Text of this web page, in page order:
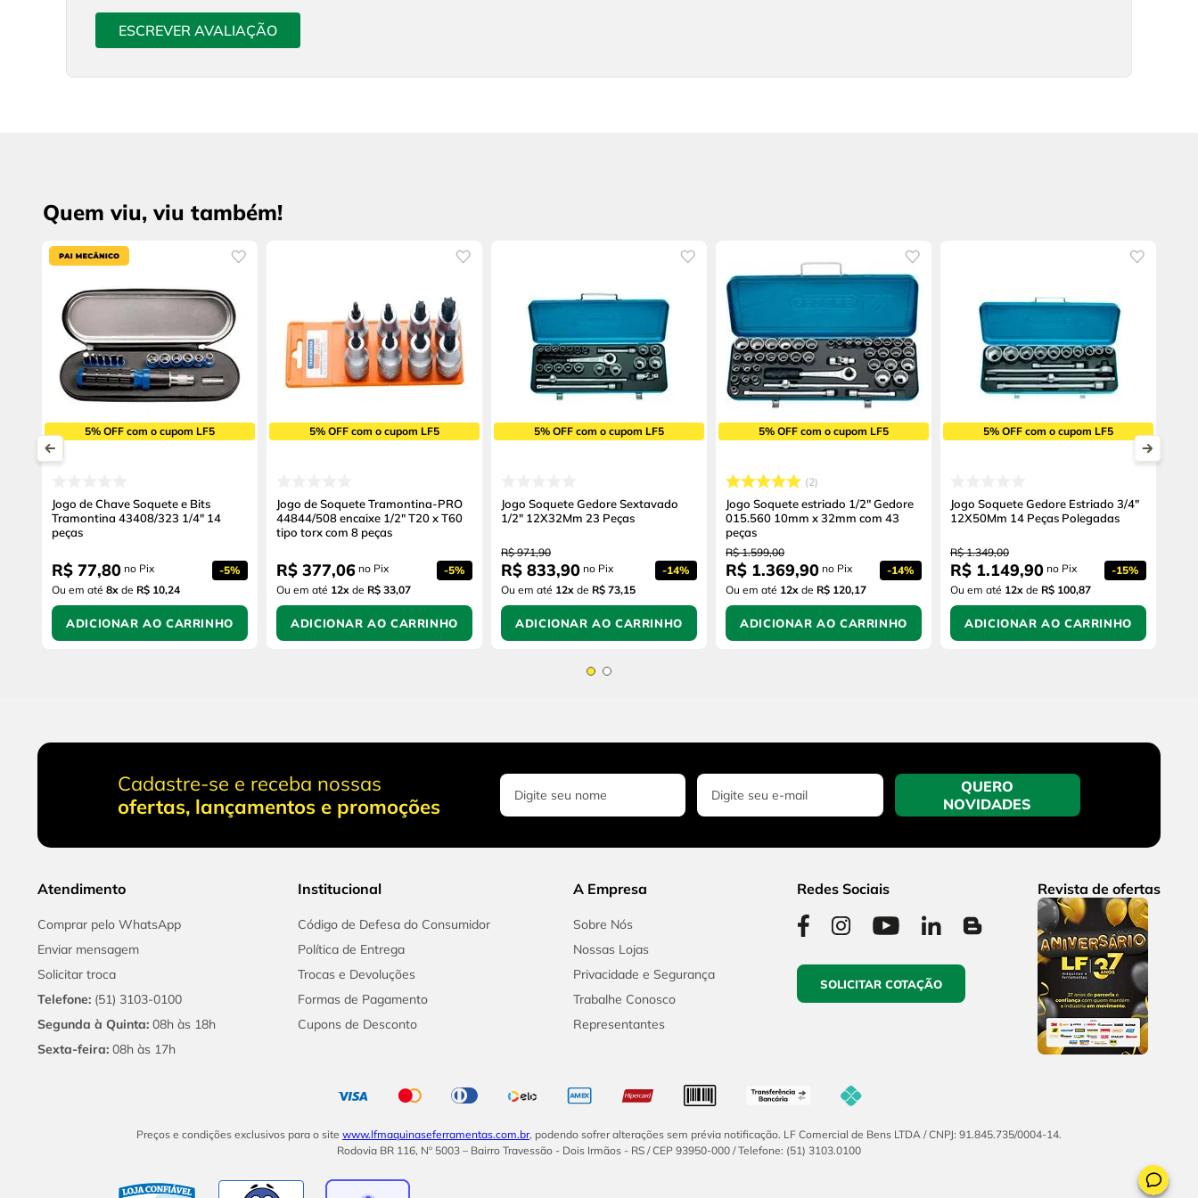
ESCREVER AVALIAÇÃO
Quem viu, viu também!
5% OFF com o cupom LF5
Jogo de Chave Soquete e Bits
Tramontina 43408/323 1/4" 14
peças
R$ 77,80 no Pix -5%
Ou em até 8x de R$ 10,24
ADICIONAR AO CARRINHO
5% OFF com o cupom LF5
Jogo de Soquete Tramontina-PRO
44844/508 encaixe 1/2" T20 x T60
tipo torx com 8 peças
R$ 377,06 no Pix -5%
Ou em até 12x de R$ 33,07
ADICIONAR AO CARRINHO
5% OFF com o cupom LF5
Jogo Soquete Gedore Sextavado
1/2" 12X32Mm 23 Peças
R$ 971,90
R$ 833,90 no Pix -14%
Ou em até 12x de R$ 73,15
ADICIONAR AO CARRINHO
5% OFF com o cupom LF5
2
Jogo Soquete estriado 1/2" Gedore
015.560 10mm x 32mm com 43
peças
R$ 1.599,00
R$ 1.369,90 no Pix -14%
Ou em até 12x de R$ 120,17
ADICIONAR AO CARRINHO
5% OFF com o cupom LF5
Jogo Soquete Gedore Estriado 3/4"
12X50Mm 14 Peças Polegadas
R$ 1.349,00
R$ 1.149,90 no Pix -15%
Ou em até 12x de R$ 100,87
ADICIONAR AO CARRINHO
Cadastre-se e receba nossas
ofertas, lançamentos e promoções
QUERO
NOVIDADES
Atendimento
Comprar pelo WhatsApp
Enviar mensagem
Solicitar troca
Telefone: (51) 3103-0100
Segunda à Quinta: 08h às 18h
Sexta-feira: 08h às 17h
Institucional
Código de Defesa do Consumidor
Política de Entrega
Trocas e Devoluções
Formas de Pagamento
Cupons de Desconto
A Empresa
Sobre Nós
Nossas Lojas
Privacidade e Segurança
Trabalhe Conosco
Representantes
Redes Sociais
SOLICITAR COTAÇÃO
Revista de ofertas
Preços e condições exclusivos para o site www.lfmaquinaseferramentas.com.br, podendo sofrer alterações sem prévia notificação. LF Comercial de Bens LTDA / CNPJ: 91.845.735/0004-14.
Rodovia BR 116, Nº 5003 – Bairro Travessão - Dois Irmãos - RS / CEP 93950-000 / Telefone: (51) 3103.0100